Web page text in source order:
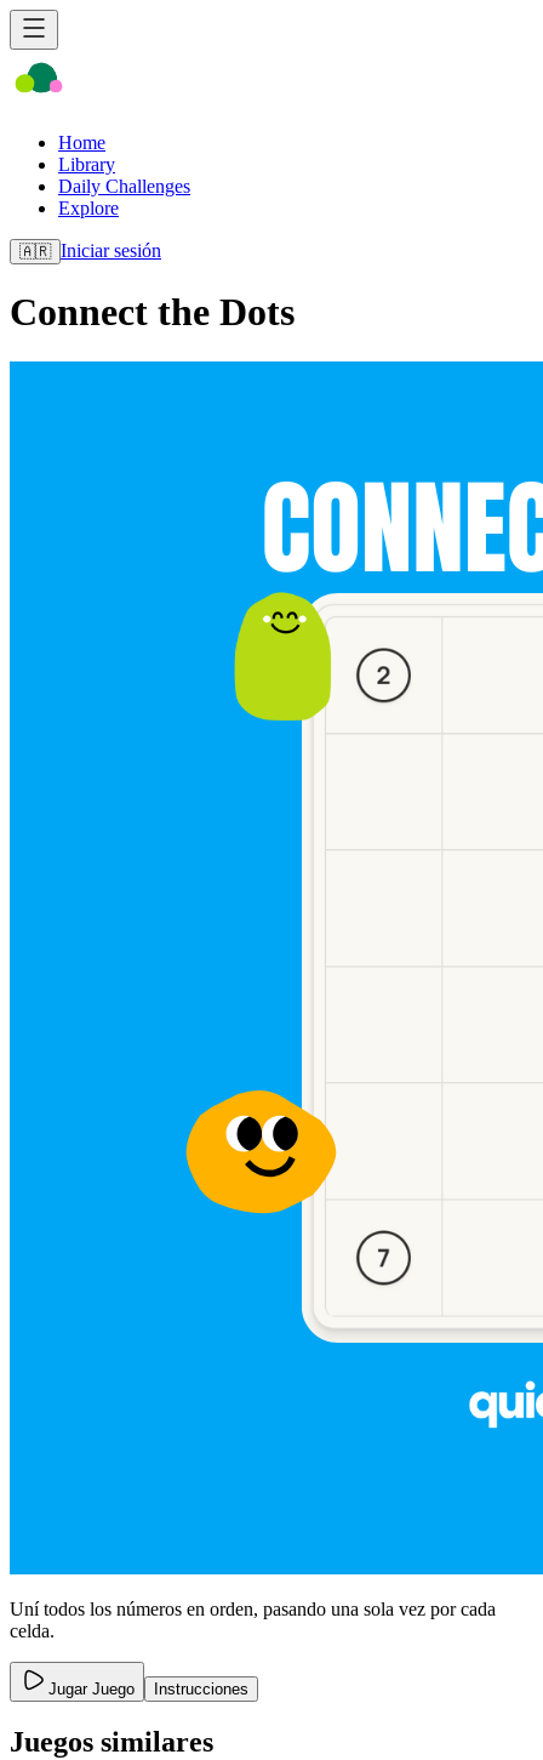
Home
Library
Daily Challenges
Explore
🇦🇷 Iniciar sesión
Connect the Dots
Uní todos los números en orden, pasando una sola vez por cada
celda.
Jugar Juego Instrucciones
Juegos similares